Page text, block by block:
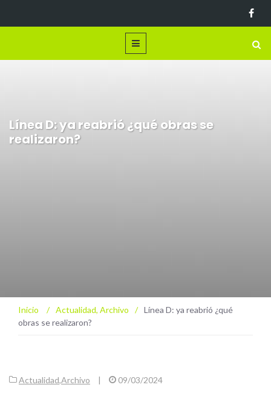
Línea D: ya reabrió ¿qué obras se
realizaron?
Inicio / Actualidad, Archivo / Línea D: ya reabrió ¿qué
obras se realizaron?
Actualidad,Archivo | 09/03/2024